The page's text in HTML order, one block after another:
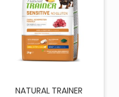
NATURAL TRAINER